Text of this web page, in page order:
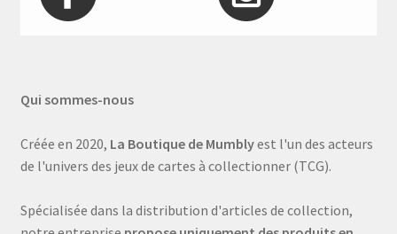
Qui sommes-nous
Créée en 2020, La Boutique de Mumblyest l'un des acteurs
de l'univers des jeux de cartes à collectionner (TCG).
Spécialisée dans la distribution d'articles de collection,